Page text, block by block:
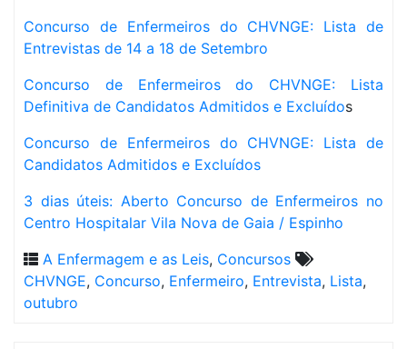
Concurso de Enfermeiros do CHVNGE: Lista de
Entrevistas de 14 a 18 de Setembro
Concurso de Enfermeiros do CHVNGE: Lista
Definitiva de Candidatos Admitidos e Excluídos
Concurso de Enfermeiros do CHVNGE: Lista de
Candidatos Admitidos e Excluídos
3 dias úteis: Aberto Concurso de Enfermeiros no
Centro Hospitalar Vila Nova de Gaia / Espinho
A Enfermagem e as Leis, Concursos
CHVNGE, Concurso, Enfermeiro, Entrevista, Lista,
outubro